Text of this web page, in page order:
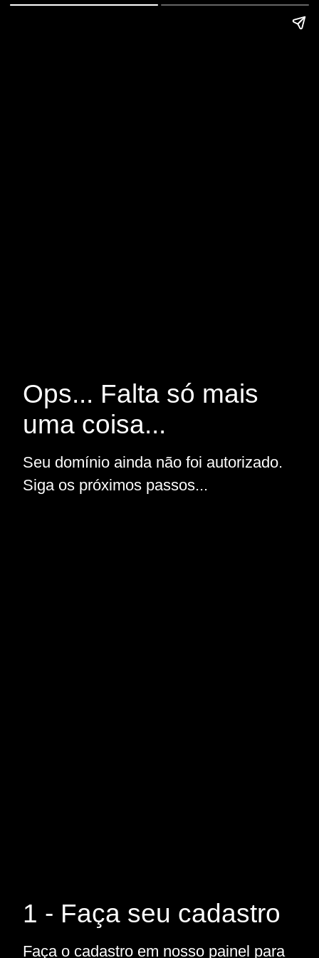
Ops... Falta só mais
uma coisa...
Seu domínio ainda não foi autorizado.
Siga os próximos passos...
1 - Faça seu cadastro
Faça o cadastro em nosso painel para